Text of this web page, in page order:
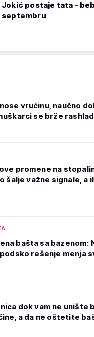
Jokić postaje tata -
septembru
vrućinu, naučno
se brže
promene na
šalje važne signale, a
bašta sa bazenom:
rešenje menja
dok vam ne unište
a da ne oštetite